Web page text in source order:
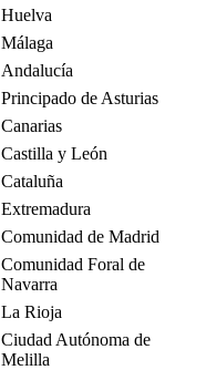
Huelva
Málaga
Andalucía
Principado de Asturias
Canarias
Castilla y León
Cataluña
Extremadura
Comunidad de Madrid
Comunidad Foral de
Navarra
La Rioja
Ciudad Autónoma de
Melilla